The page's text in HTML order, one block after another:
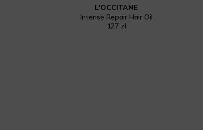
L'OCCITANE
Intense Repair Hair Oil
127 zł